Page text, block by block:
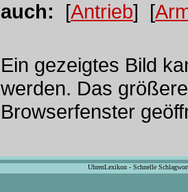
auch: [Antrieb] [
Ein gezeigtes Bild
werden. Das
Browserfenster
UhrenLexikon - Schnelle